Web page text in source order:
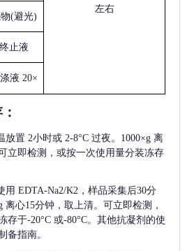
左右
(避光)
止液
液 20×
：
放置 2小时或 2-8°C 过夜。1000×g 离
立即检测，或按一次使用量分装冻存
用 EDTA-Na2/K2，样品采集后30分
离心15分钟，取上清。可立即检测，
存于-20°C 或-80°C。其他抗凝剂的使
备指南。